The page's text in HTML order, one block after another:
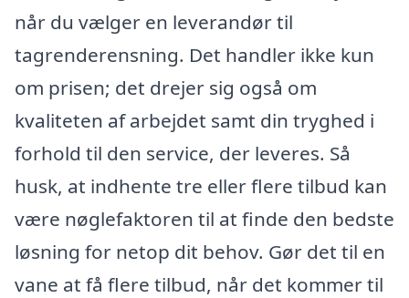
når du vælger en leverandør til
tagrenderensning. Det handler ikke kun
om prisen; det drejer sig også om
kvaliteten af arbejdet samt din tryghed i
forhold til den service, der leveres. Så
husk, at indhente tre eller flere tilbud kan
være nøglefaktoren til at finde den bedste
løsning for netop dit behov. Gør det til en
vane at få flere tilbud, når det kommer til